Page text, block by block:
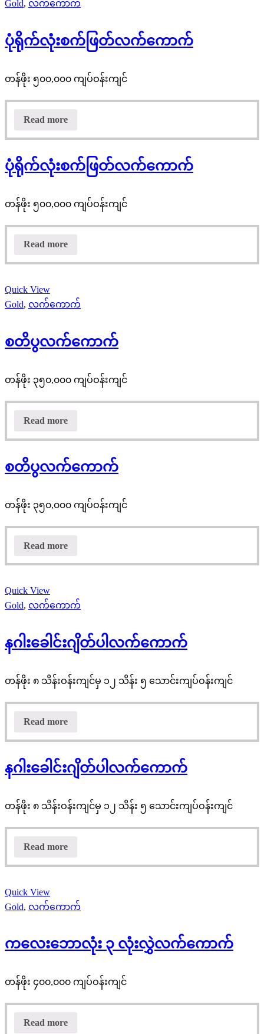
Gold, လက်ကောက်
ပုံရိုက်လုံးစက်ဖြတ်လက်ကောက်
တန်ဖိုး ၅၀၀,၀၀၀ ကျပ်ဝန်းကျင်
Read more
ပုံရိုက်လုံးစက်ဖြတ်လက်ကောက်
တန်ဖိုး ၅၀၀,၀၀၀ ကျပ်ဝန်းကျင်
Read more
Quick View
Gold, လက်ကောက်
စတိပွလက်ကောက်
တန်ဖိုး ၃၅၀,၀၀၀ ကျပ်ဝန်းကျင်
Read more
စတိပွလက်ကောက်
တန်ဖိုး ၃၅၀,၀၀၀ ကျပ်ဝန်းကျင်
Read more
Quick View
Gold, လက်ကောက်
နဂါးခေါင်းဂျိတ်ပါလက်ကောက်
တန်ဖိုး ၈ သိန်းဝန်းကျင်မှ ၁၂ သိန်း ၅ သောင်းကျပ်ဝန်းကျင်
Read more
နဂါးခေါင်းဂျိတ်ပါလက်ကောက်
တန်ဖိုး ၈ သိန်းဝန်းကျင်မှ ၁၂ သိန်း ၅ သောင်းကျပ်ဝန်းကျင်
Read more
Quick View
Gold, လက်ကောက်
ကလေးဘောလုံး ၃ လုံးလွှဲလက်ကောက်
တန်ဖိုး ၄၀၀,၀၀၀ ကျပ်ဝန်းကျင်
Read more